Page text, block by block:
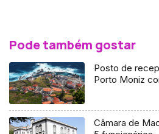
Pode também gostar
Posto de
Porto Moniz
Câmara de